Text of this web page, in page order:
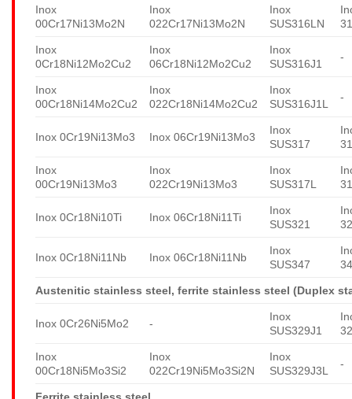
Inox
00Cr17Ni13Mo2N
Inox
022Cr17Ni13Mo2N
Inox
SUS316LN
Inox
0Cr18Ni12Mo2Cu2
Inox
06Cr18Ni12Mo2Cu2
Inox
SUS316J1
-
Inox
00Cr18Ni14Mo2Cu2
Inox
022Cr18Ni14Mo2Cu2
Inox
SUS316J1L
-
Inox 0Cr19Ni13Mo3 Inox 06Cr19Ni13Mo3
Inox
SUS317
Inox
00Cr19Ni13Mo3
Inox
022Cr19Ni13Mo3
Inox
SUS317L
Inox 0Cr18Ni10Ti Inox 06Cr18Ni11Ti
Inox
SUS321
Inox 0Cr18Ni11Nb Inox 06Cr18Ni11Nb
Inox
SUS347
Austenitic stainless steel, ferrite stainless steel (Duplex
Inox 0Cr26Ni5Mo2 -
Inox
SUS329J1
Inox
00Cr18Ni5Mo3Si2
Inox
022Cr19Ni5Mo3Si2N
Inox
SUS329J3L
-